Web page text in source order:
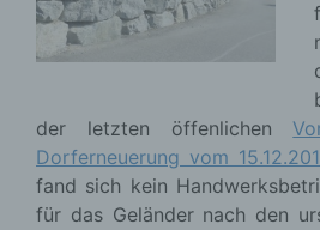
der letzten öffenlichen
Dorferneuerung vom
fand sich kein
für das Geländer nach den